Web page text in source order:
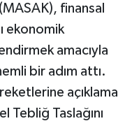
finansal
ekonomik
amacıyla
bir adım attı.
açıklama
Tebliğ Taslağını